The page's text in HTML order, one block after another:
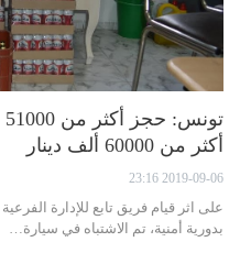
أكثر من 60000 ألف دينار
2019-09-06 23:16
على اثر قيام فريق تابع للإدارة
بدورية أمنية، تم الاشتباه في سيارة…